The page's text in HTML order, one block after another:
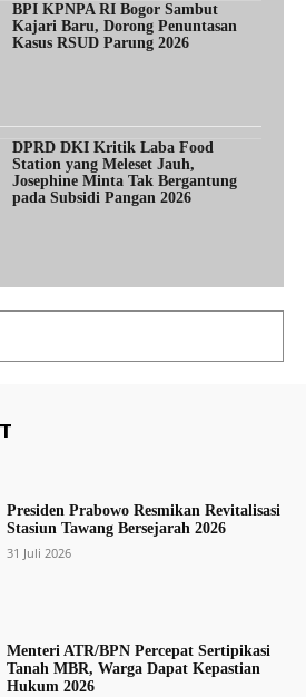
BPI KPNPA RI Bogor Sambut
Kajari Baru, Dorong Penuntasan
Kasus RSUD Parung 2026
DPRD DKI Kritik Laba Food
Station yang Meleset Jauh,
Josephine Minta Tak Bergantung
pada Subsidi Pangan 2026
Presiden Prabowo Resmikan Revitalisasi
Stasiun Tawang Bersejarah 2026
31 Juli 2026
Menteri ATR/BPN Percepat Sertipikasi
Tanah MBR, Warga Dapat Kepastian
Hukum 2026